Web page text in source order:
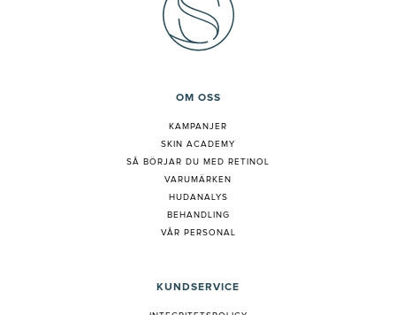
OM OSS
KAMPANJER
SKIN ACADEMY
SÅ BÖRJAR DU MED RETINOL
VARUMÄRKEN
HUDANALYS
BEHANDLING
VÅR PERSONAL
KUNDSERVICE